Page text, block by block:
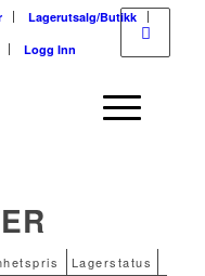
Lagerutsalg/Butikk
Logg Inn
Lagerstatus